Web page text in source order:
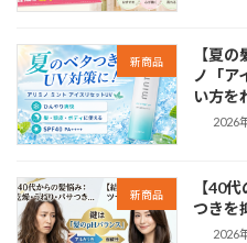
新商品
【夏
ノ「ア
い方を
2026
新商品
【40
つきを
2026